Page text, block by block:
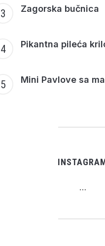
Zagorska bučnica
Pikantna pileća
Mini Pavlove sa
…